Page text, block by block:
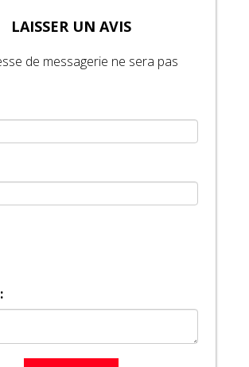
LAISSER UN AVIS
de messagerie ne sera pas